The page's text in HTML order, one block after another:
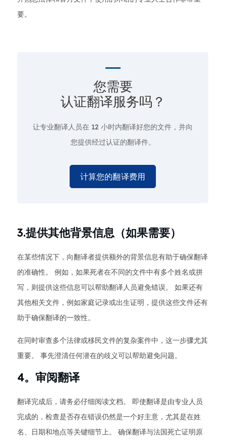
要。
您需要
认证翻译服务吗？
让专业翻译人员在 12 小时内翻译好您的文件，并向
您提供经过认证的翻译件。
计算您的翻译费用
3.提供其他背景信息（如果需要）
在某些情况下，向翻译者提供额外的背景信息有助于确保翻译
的准确性。 例如，如果死者在不同的文件中有多个姓名或拼
写，则提供这些信息可以帮助翻译人员避免错误。 如果还有
其他相关文件，例如家庭记录或出生证明，提供这些文件还有
助于确保翻译的一致性。
在同时审查多个法律或移民文件的复杂案件中，这一步骤尤其
重要。 事先澄清任何潜在的歧义可以帮助避免问题。
4。审阅翻译
翻译完成后，请务必仔细阅读文档。 即使翻译是由专业人员
完成的，检查是否存在错误仍然是一个好主意，尤其是在姓
名、日期和地点等关键细节上。 确保翻译与法国死亡证明原